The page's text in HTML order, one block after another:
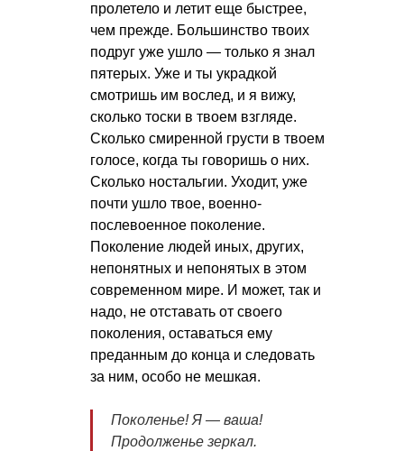
пролетело и летит еще быстрее,
чем прежде. Большинство твоих
подруг уже ушло — только я знал
пятерых. Уже и ты украдкой
смотришь им вослед, и я вижу,
сколько тоски в твоем взгляде.
Сколько смиренной грусти в твоем
голосе, когда ты говоришь о них.
Сколько ностальгии. Уходит, уже
почти ушло твое, военно-
послевоенное поколение.
Поколение людей иных, других,
непонятных и непонятых в этом
современном мире. И может, так и
надо, не отставать от своего
поколения, оставаться ему
преданным до конца и следовать
за ним, особо не мешкая.
Поколенье! Я — ваша!
Продолженье зеркал.